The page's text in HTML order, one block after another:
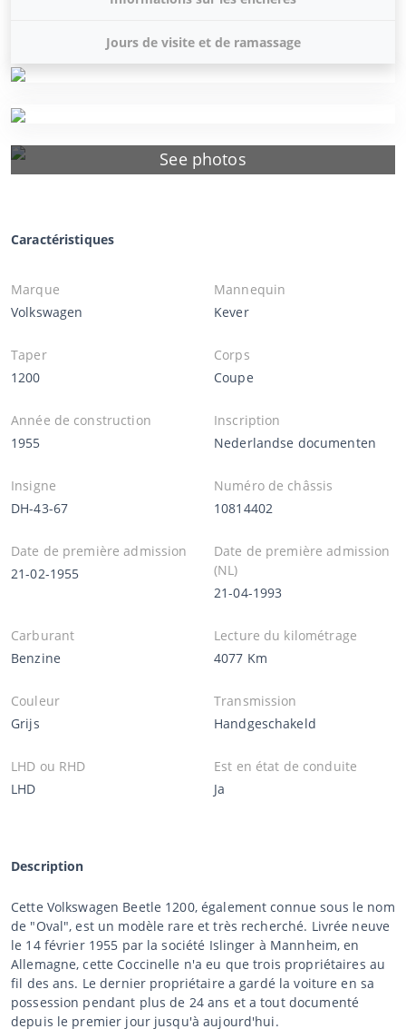
See photos
Jours de visite et de ramassage
Caractéristiques
Marque
Volkswagen
Mannequin
Kever
Taper
1200
Corps
Coupe
Année de construction
1955
Inscription
Nederlandse documenten
Insigne
DH-43-67
Numéro de châssis
10814402
Date de première admission
21-02-1955
Date de première admission
(NL)
21-04-1993
Carburant
Benzine
Lecture du kilométrage
4077 Km
Couleur
Grijs
Transmission
Handgeschakeld
LHD ou RHD
LHD
Est en état de conduite
Ja
Description
Cette Volkswagen Beetle 1200, également connue sous le nom
de "Oval", est un modèle rare et très recherché. Livrée neuve
le 14 février 1955 par la société Islinger à Mannheim, en
Allemagne, cette Coccinelle n'a eu que trois propriétaires au
fil des ans. Le dernier propriétaire a gardé la voiture en sa
possession pendant plus de 24 ans et a tout documenté
depuis le premier jour jusqu'à aujourd'hui.